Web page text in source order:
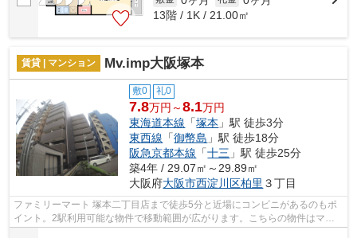
13階 / 1K / 21.00㎡
賃貸 | マンション Mv.imp大阪塚本
敷0 礼0
7.8万円～8.1万円
東海道本線 「塚本 」駅 徒歩3分
東西線 「御幣島 」駅 徒歩18分
阪急京都本線 「十三 」駅 徒歩25分
築4年 / 29.07㎡～29.89㎡
大阪府大阪市西淀川区柏里 ３丁目
ファミリーマート 塚本二丁目店まで徒歩5分と近場にコンビニがあるのもポ
イント。2駅利用可能な物件で移動範囲が広がります。こちらの物件はマン
ションです。あると使い勝手がよく利便...